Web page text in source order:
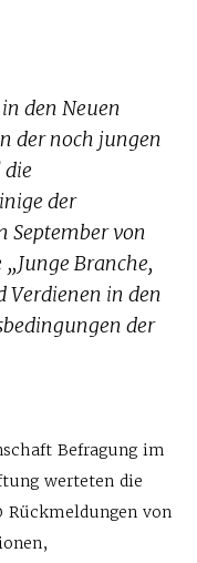
den Neuen
der noch jungen
der
September von
Branche,
in den
der
Befragung im
werteten die
Rückmeldungen von